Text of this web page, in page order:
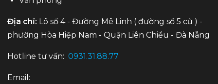
Địa chỉ: Lô số 4 - Đường Mê Linh ( đường số 5 cũ ) -
phường Hòa Hiệp Nam - Quận Liên Chiểu - Đà Nẵng
Hotline tư vấn: 0931.31.88.77
Email: